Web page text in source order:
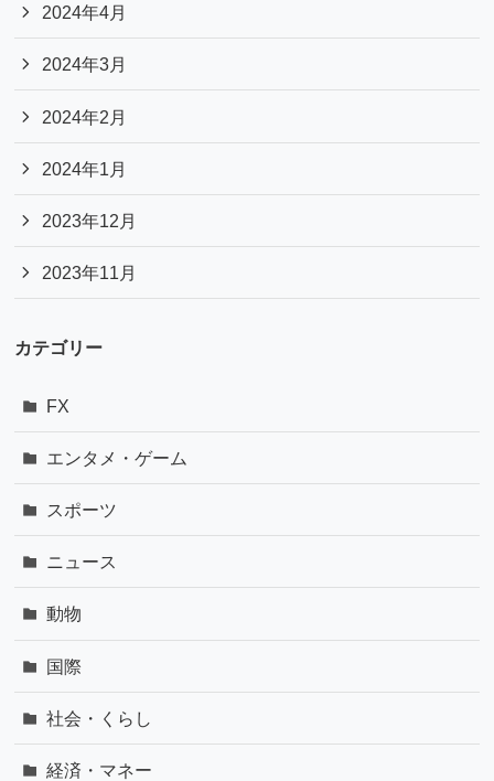
2024年4月
2024年3月
2024年2月
2024年1月
2023年12月
2023年11月
カテゴリー
FX
エンタメ・ゲーム
スポーツ
ニュース
動物
国際
社会・くらし
経済・マネー